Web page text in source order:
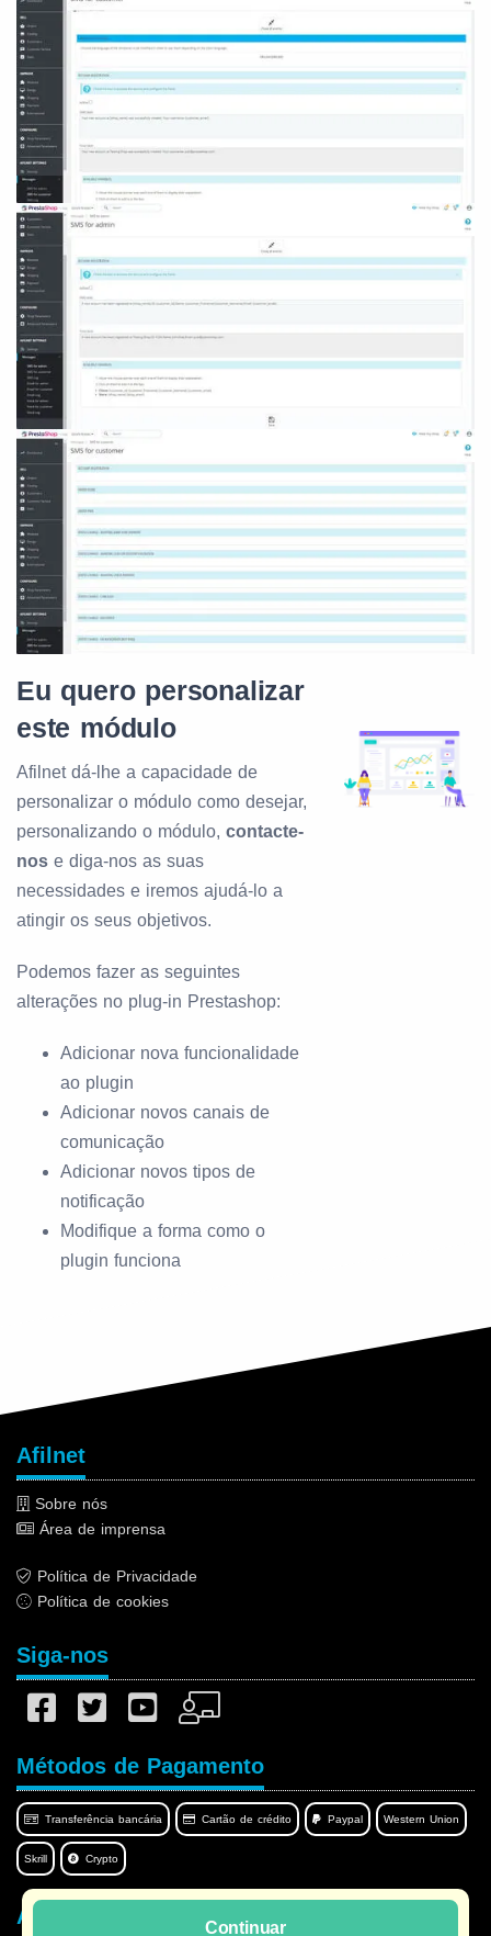
Eu quero personalizar
este módulo
Afilnet dá-lhe a capacidade de
personalizar o módulo como desejar,
personalizando o módulo, contacte-
nos e diga-nos as suas
necessidades e iremos ajudá-lo a
atingir os seus objetivos.
Podemos fazer as seguintes
alterações no plug-in Prestashop:
Adicionar nova funcionalidade
ao plugin
Adicionar novos canais de
comunicação
Adicionar novos tipos de
notificação
Modifique a forma como o
plugin funciona
Continuar
Afilnet
Sobre nós
Área de imprensa
Política de Privacidade
Política de cookies
Siga-nos
Métodos de Pagamento
Transferência bancária Cartão de crédito Paypal Western Union
Skrill Crypto
Afilnet no seu idioma